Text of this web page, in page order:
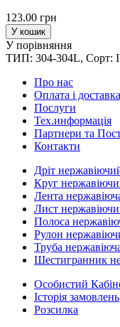
123.00 грн
У кошик
У порівняння
ТИП: 304-304L, Сорт:
Про нас
Оплата і доставка
Послуги
Тех.информацiя
Партнери та
Контакти
Дріт
Круг
Лента
Лист
Полоса
Рулон
Труба
Шестигранник
Особистий
Історія замовлень
Розсилка